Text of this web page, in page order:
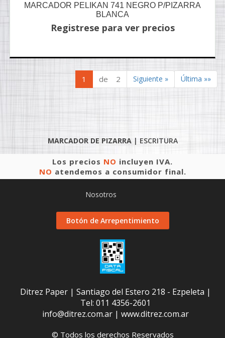
MARCADOR PELIKAN 741 NEGRO P/PIZARRA
BLANCA
Registrese para ver precios
1 de 2 Siguiente » Última »»
MARCADOR DE PIZARRA| ESCRITURA
Los precios NO incluyen IVA.
NO atendemos a consumidor final.
Nosotros
Botón de Arrepentimiento
Ditrez Paper | Santiago del Estero 218 - Ezpeleta |
Tel: 011 4356-2601
info@ditrez.com.ar | www.ditrez.com.ar
© Todos los derechos Reservados